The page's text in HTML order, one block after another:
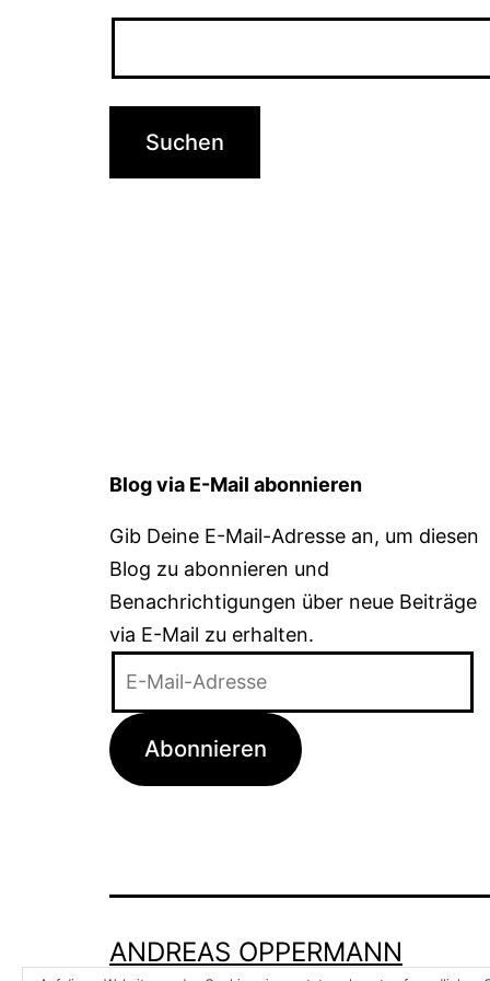
Blog via E-Mail abonnieren
Gib Deine E-Mail-Adresse an, um diesen
Blog zu abonnieren und
Benachrichtigungen über neue Beiträge
via E-Mail zu erhalten.
Adresse
Abonnieren
ANDREAS OPPERMANN